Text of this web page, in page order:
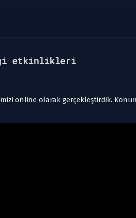
etkinlikleri
online olarak gerçekleştirdik.